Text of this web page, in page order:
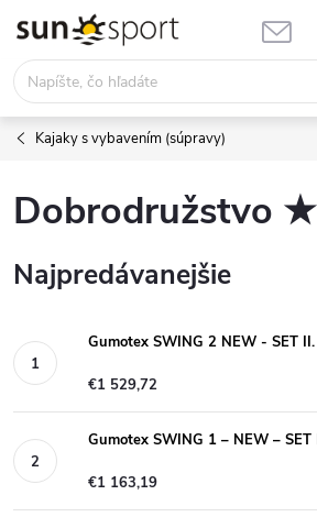
obsah
Kajaky s vybavením (súpravy)
Dobrodružstvo
Najpredávanejšie
Gumotex SWING 2 NEW - SET
€1 529,72
Gumotex SWING 1 – NEW –
€1 163,19